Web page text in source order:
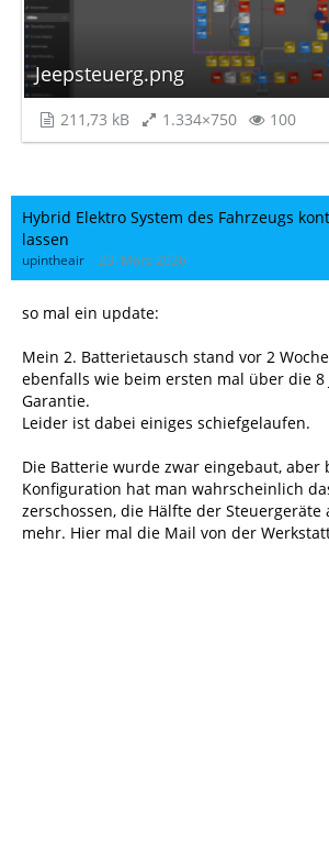
Jeepsteuerg.png
211,73 kB 1.334×750 100
Hybrid Elektro System des Fahrzeugs
lassen
upintheair 23. März 2026
so mal ein update:
Mein 2. Batterietausch stand vor 2
ebenfalls wie beim ersten mal über die 8
Garantie.
Leider ist dabei einiges schiefgelaufen.
Die Batterie wurde zwar eingebaut, aber
Konfiguration hat man wahrscheinlich
zerschossen, die Hälfte der
mehr. Hier mal die Mail von der